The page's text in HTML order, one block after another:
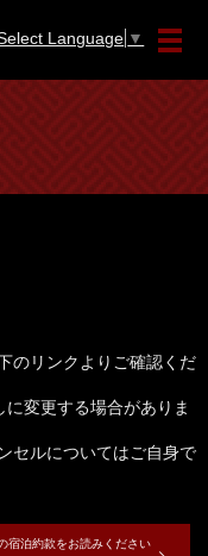
メ
Language ▼
のリンクよりご確認くだ
変更する場合がありま
セルについてはご自身で
宿泊約款をお読みください